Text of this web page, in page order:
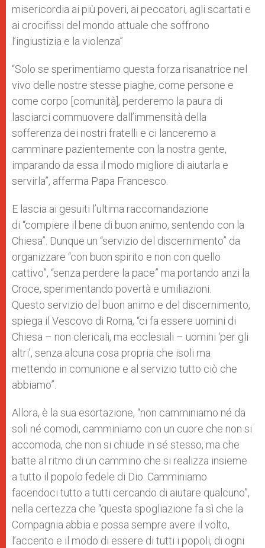
misericordia ai più poveri, ai peccatori, agli scartati e
ai crocifissi del mondo attuale che soffrono
l’ingiustizia e la violenza”
“Solo se sperimentiamo questa forza risanatrice nel
vivo delle nostre stesse piaghe, come persone e
come corpo [comunità], perderemo la paura di
lasciarci commuovere dall’immensità della
sofferenza dei nostri fratelli e ci lanceremo a
camminare pazientemente con la nostra gente,
imparando da essa il modo migliore di aiutarla e
servirla”, afferma Papa Francesco.
E lascia ai gesuiti l’ultima raccomandazione
di “compiere il bene di buon animo, sentendo con la
Chiesa”. Dunque un “servizio del discernimento” da
organizzare “con buon spirito e non con quello
cattivo”, “senza perdere la pace” ma portando anzi la
Croce, sperimentando povertà e umiliazioni.
Questo servizio del buon animo e del discernimento,
spiega il Vescovo di Roma, “ci fa essere uomini di
Chiesa – non clericali, ma ecclesiali – uomini ‘per gli
altri’, senza alcuna cosa propria che isoli ma
mettendo in comunione e al servizio tutto ciò che
abbiamo”.
Allora, è la sua esortazione, “non camminiamo né da
soli né comodi, camminiamo con un cuore che non si
accomoda, che non si chiude in sé stesso, ma che
batte al ritmo di un cammino che si realizza insieme
a tutto il popolo fedele di Dio. Camminiamo
facendoci tutto a tutti cercando di aiutare qualcuno”,
nella certezza che “questa spogliazione fa sì che la
Compagnia abbia e possa sempre avere il volto,
l’accento e il modo di essere di tutti i popoli, di ogni